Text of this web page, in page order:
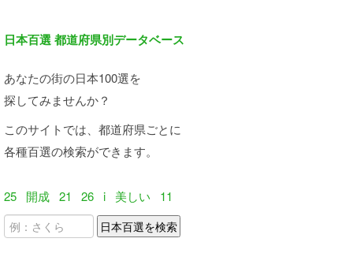
日本百選 都道府県別データベース
あなたの街の日本100選を
探してみませんか？
このサイトでは、都道府県ごとに
各種百選の検索ができます。
25 開成 21 26 i 美しい 11